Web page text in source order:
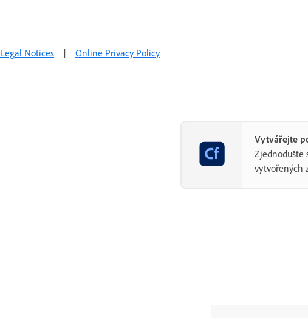
Legal Notices | Online Privacy Policy
Vytvářejte
Zjednodušte
vytvořených